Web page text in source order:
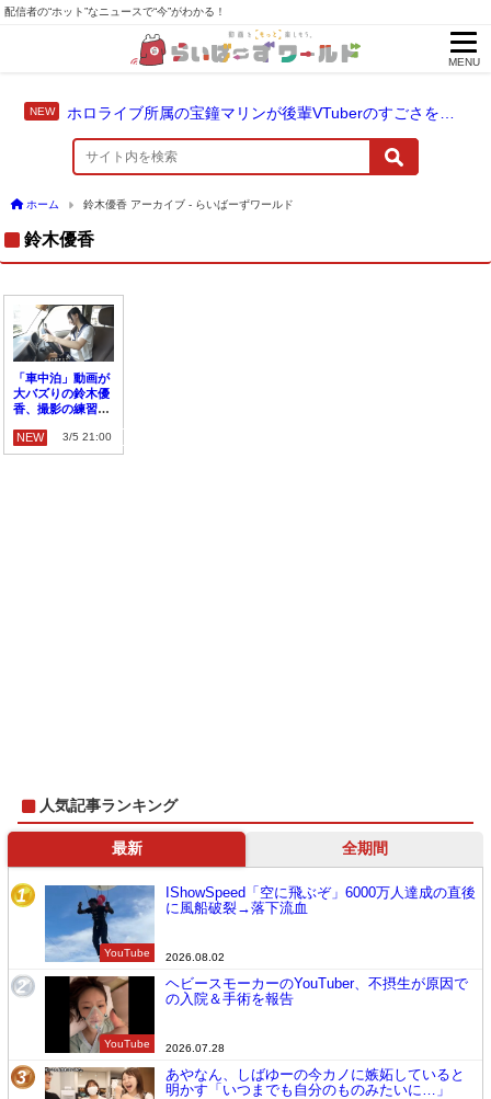
配信者の“ホット”なニュースで“今”がわかる！
MENU
ホーム 鈴木優香 アーカイブ - らいばーずワールド
鈴木優香
「車中泊」動画が
大バズりの鈴木優
香、撮影の練習相
活動を支える「あ
る人物」とは？
NEW 3/5 21:00
人気記事ランキング
最新 全期間
1
YouTube
IShowSpeed「空に飛ぶぞ」6000万人達成の直後
に風船破裂→落下流血
2026.08.02
2
YouTube
ヘビースモーカーのYouTuber、不摂生が原因で
の入院＆手術を報告
2026.07.28
3
あやなん、しばゆーの今カノに嫉妬していると
明かす「いつまでも自分のものみたいに…」